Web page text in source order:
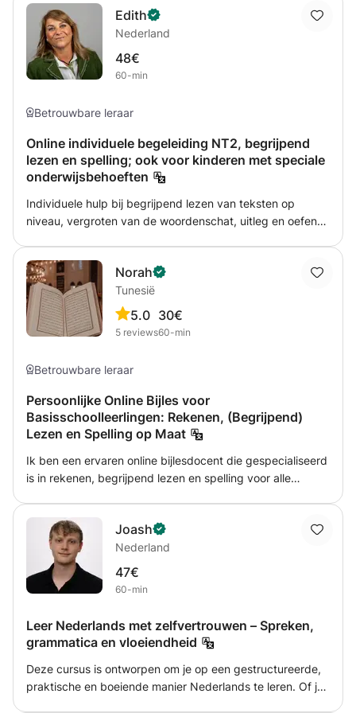
well. I myself am Dutch and live in France, so I know
speaking another language can be difficult and yet is fun!
Ik kan jou met spelling, taal en grammatica helpen en ik
heb veel geduld dus wij kunnen lekker doorgaan totdat jij
de stof snapt. Ik kan jou met huiswerk helpen en ook leren
voor een toets.
Edith
Nederland
48€
60-min
Betrouwbare leraar
Online individuele begeleiding NT2, begrijpend
lezen en spelling; ook voor kinderen met speciale
onderwijsbehoeften
Individuele hulp bij begrijpend lezen van teksten op
niveau, vergroten van de woordenschat, uitleg en oefenen
speciale onderwijsbehoeften.
Norah
Tunesië
5.0
5 reviews
30€
60-min
Betrouwbare leraar
Persoonlijke Online Bijles voor
Basisschoolleerlingen: Rekenen, (Begrijpend)
Lezen en Spelling op Maat
Ik ben een ervaren online bijlesdocent die gespecialiseerd
is in rekenen, begrijpend lezen en spelling voor alle
zelfvertrouwen bij kinderen. Elke les wordt afgestemd op
de behoeften van het kind, zodat het leerproces optimaal
aansluit bij wat zij nodig hebben. Bij rekenen help ik
kinderen met basisvaardigheden zoals optellen,
complexere onderwerpen zoals breuken en verhoudingen.
Voor begrijpend lezen werk ik samen met de leerling aan
het verbeteren van tekstbegrip, samenvatten en kritisch
nadenken. Op het gebied van spelling zorg ik voor een
stevige basis door aandacht te besteden aan
Joash
Nederland
47€
60-min
Leer Nederlands met zelfvertrouwen – Spreken,
grammatica en vloeiendheid
Deze cursus is ontworpen om je op een gestructureerde,
praktische en boeiende manier Nederlands te leren. Of je